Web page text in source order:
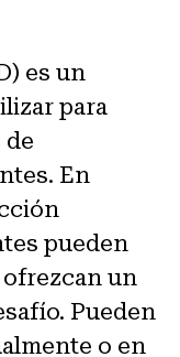
es un
para
de
En
pueden
un
Pueden
o en